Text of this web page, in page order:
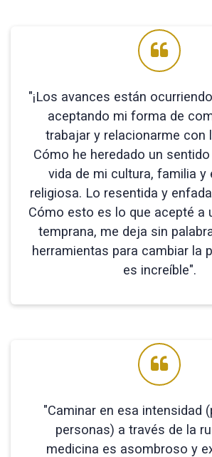
"¡Los avances están
aceptando mi forma de
trabajar y relacionarme con
Cómo he heredado un
vida de mi cultura, familia y
religiosa. Lo resentida y
Cómo esto es lo que acepté a
temprana, me deja sin
herramientas para cambiar la
es increíble".
"Caminar en esa intensidad
personas) a través de la
medicina es asombroso y